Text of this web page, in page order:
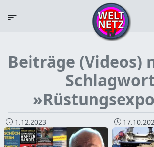
Beiträge (Videos)
Schlagwort
1.12.2023